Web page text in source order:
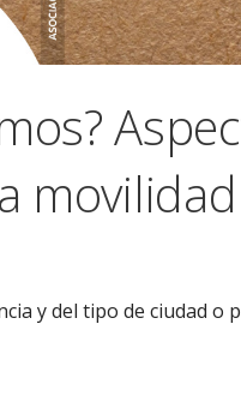
y del tipo de ciudad o